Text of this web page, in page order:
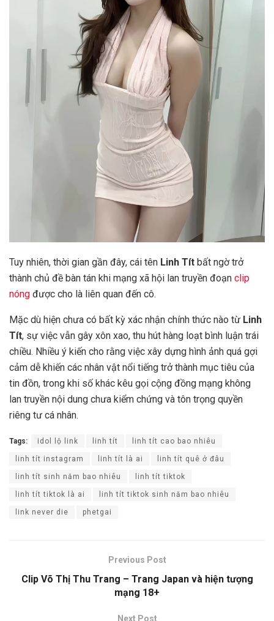
Tuy nhiên, thời gian gần đây, cái tên Linh Tít bất ngờ trở
thành chủ đề bàn tán khi mạng xã hội lan truyền đoạn clip
nóng được cho là liên quan đến cô.
Mặc dù hiện chưa có bất kỳ xác nhận chính thức nào từ Linh
Tít, sự việc vẫn gây xôn xao, thu hút hàng loạt bình luận trái
chiều. Nhiều ý kiến cho rằng việc xây dựng hình ảnh quá gợi
cảm dễ khiến các nhân vật nổi tiếng trở thành mục tiêu của
tin đồn, trong khi số khác kêu gọi cộng đồng mạng không
lan truyền nội dung chưa kiểm chứng và tôn trọng quyền
riêng tư cá nhân.
Tags: idol lộ link linh tít linh tít cao bao nhiêu
linh tít instagram linh tít là ai linh tít quê ở đâu
linh tít sinh năm bao nhiêu linh tít tiktok
linh tít tiktok là ai linh tít tiktok sinh năm bao nhiêu
link never die phetgai
Previous Post
Clip Võ Thị Thu Trang – Trang Japan và hiện tượng
mạng 18+
Next Post